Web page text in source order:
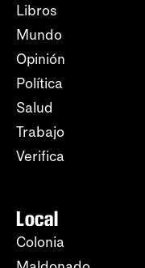
Libros
Mundo
Opinión
Política
Salud
Trabajo
Verifica
Local
Colonia